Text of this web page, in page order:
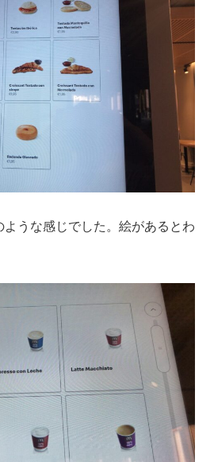
ような感じでした。絵があるとわ